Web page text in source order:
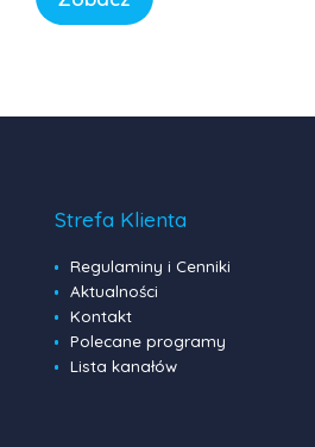
Internet przypomina sieć
Strefa Klienta
Regulaminy i Cenniki
Aktualności
Kontakt
Polecane programy
Lista kanałów